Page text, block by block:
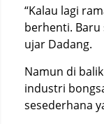
“Kalau lagi
berhenti. Baru
ujar Dadang.
Namun di
industri
sesederhana